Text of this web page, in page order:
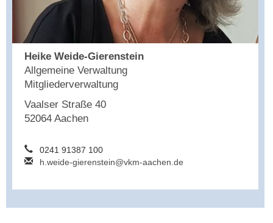
Heike Weide-Gierenstein
Allgemeine Verwaltung
Mitgliederverwaltung
Vaalser Straße 40
52064 Aachen
0241 91387 100
h.weide-gierenstein@vkm-aachen.de